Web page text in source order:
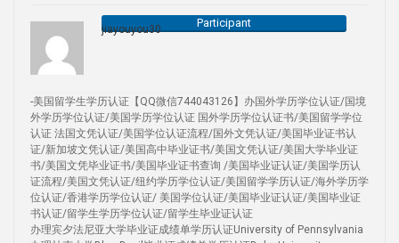
jiayouyou30 Participant
-美国留学生学历认证【QQ微信744043126】办国外学历学位认证/国境
外学历学位认证/美国学历学位认证 国外学历学位认证书/美国留学学位
认证 法国文凭认证/美国学位认证流程/国外文凭认证/美国毕业证书认
证/新加坡文凭认证/美国高中毕业证书/美国文凭认证/美国大学毕业证
书/美国文凭毕业证书/美国毕业证书查询 /美国毕业证认证/美国学历认
证流程/美国文凭认证/纽约学历学位认证/美国留学学历认证/海外学历学
位认证/香港学历学位认证/ 美国学位认证/美国毕业证认证/美国毕业证
书认证/留学生学历学位认证/留学生毕业证认证
办理宾夕法尼亚大学毕业证成绩单学历认证University of Pennsylvania